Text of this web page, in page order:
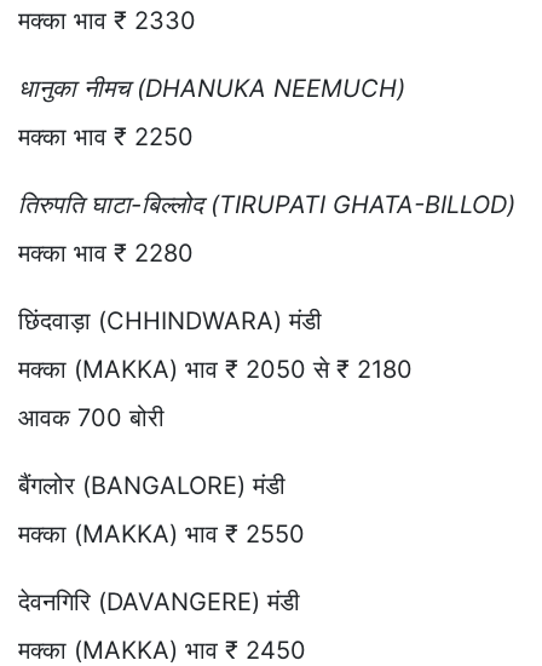
मक्का भाव ₹ 2330
धानुका नीमच (DHANUKA NEEMUCH)
मक्का भाव ₹ 2250
तिरुपति घाटा-बिल्लोद (TIRUPATI GHATA-BILLOD)
मक्का भाव ₹ 2280
छिंदवाड़ा (CHHINDWARA) मंडी
मक्का (MAKKA) भाव ₹ 2050 से ₹ 2180
आवक 700 बोरी
बैंगलोर (BANGALORE) मंडी
मक्का (MAKKA) भाव ₹ 2550
देवनगिरि (DAVANGERE) मंडी
मक्का (MAKKA) भाव ₹ 2450